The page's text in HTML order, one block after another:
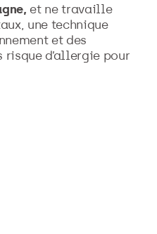
et ne travaille
une technique
et des
d’allergie pour